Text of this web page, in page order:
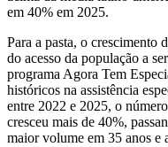
em 40% em 2025.
Para a pasta, o crescimento
do acesso da população a
programa Agora Tem
históricos na assistência
entre 2022 e 2025, o
cresceu mais de 40%,
maior volume em 35 anos e